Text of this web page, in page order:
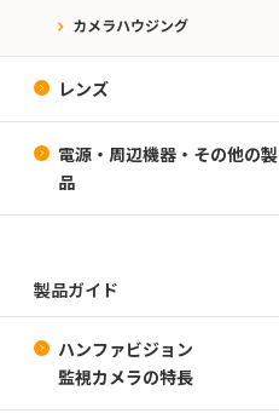
カメラハウジング
レンズ
電源・周辺機器・その他の製
品
製品ガイド
ハンファビジョン
監視カメラの特長